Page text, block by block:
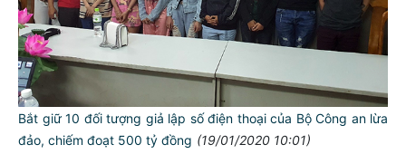
Bắt giữ 10 đối tượng giả lập số điện thoại của Bộ Công an lừa
đảo, chiếm đoạt 500 tỷ đồng (19/01/2020 10:01)